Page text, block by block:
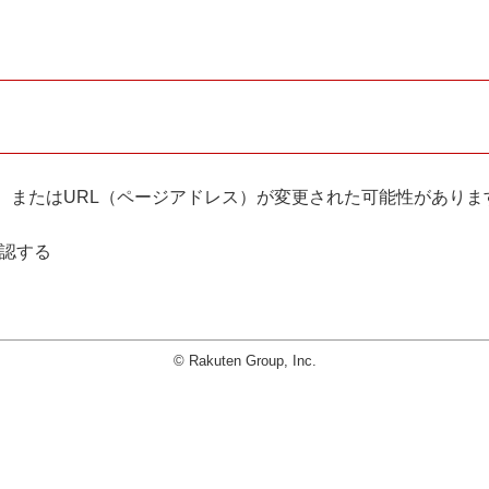
たはURL（ページアドレス）が変更された可能性がありま
する
© Rakuten Group, Inc.